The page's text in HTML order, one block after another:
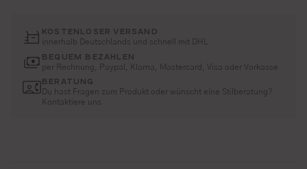
KOSTENLOSER VERSAND
innerhalb Deutschlands und schnell mit DHL
BEQUEM BEZAHLEN
per Rechnung, Paypal, Klarna, Mastercard, Visa oder Vorkasse
BERATUNG
Du hast Fragen zum Produkt oder wünscht eine Stilberatung?
Kontaktiere uns